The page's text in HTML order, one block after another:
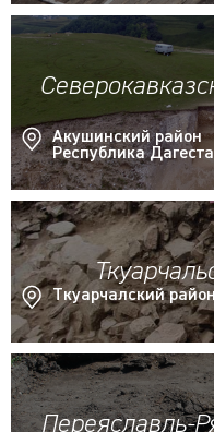
Акушинский район
Республика
Ткуарчалский
Переяславль-